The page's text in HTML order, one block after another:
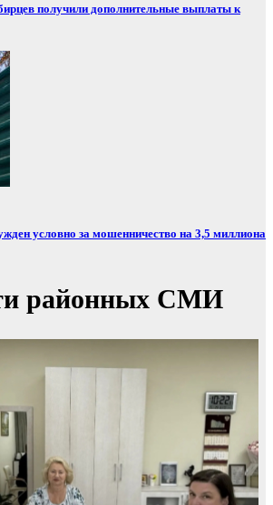
получили дополнительные выплаты к
условно за мошенничество на 3,5 миллиона